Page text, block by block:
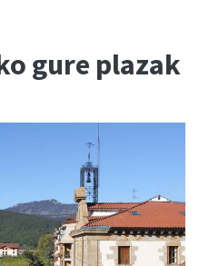
gure plazak